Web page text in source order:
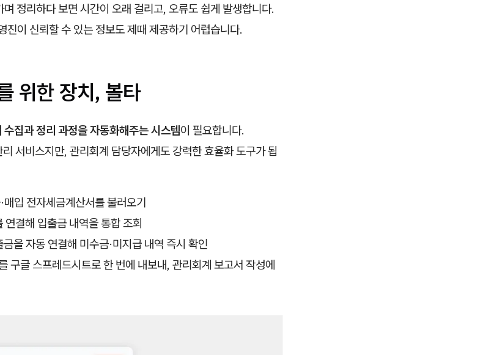
정리하다 보면 시간이 오래 걸리고, 오류도 쉽게 발생합니다.
진이 신뢰할 수 있는 정보도 제때 제공하기 어렵습니다.
위한 장치, 볼타
수집과 정리 과정을 자동화해주는 시스템이 필요합니다.
서비스지만, 관리회계 담당자에게도 강력한 효율화 도구가 됩
매입 전자세금계산서를 불러오기
연결해 입출금 내역을 통합 조회
을 자동 연결해 미수금·미지급 내역 즉시 확인
구글 스프레드시트로 한 번에 내보내, 관리회계 보고서 작성에